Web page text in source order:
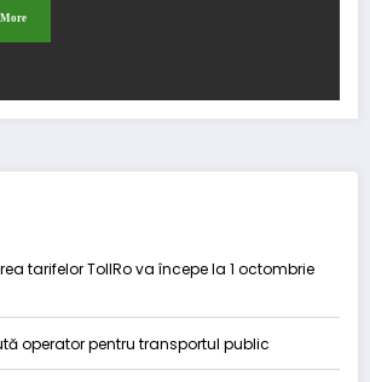
tarifelor TollRo va începe la 1 octombrie
operator pentru transportul public